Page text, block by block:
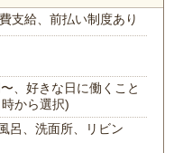
費支給、前払い制度あり
、好きな日に働くこと
から選択)
呂、洗面所、リビン